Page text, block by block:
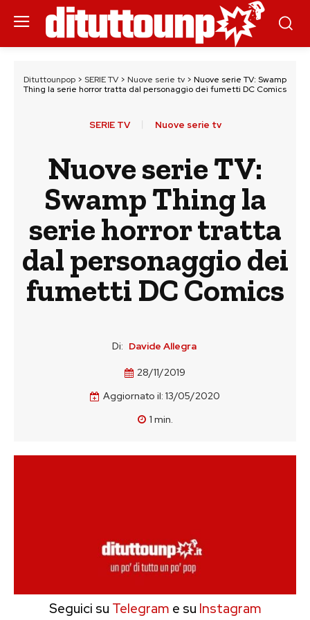
Dituttounpop > SERIE TV > Nuove serie tv > Nuove serie TV: Swamp
Thing la serie horror tratta dal personaggio dei fumetti DC Comics
SERIE TV Nuove serie tv
Nuove serie TV:
Swamp Thing la
serie horror tratta
dal personaggio dei
fumetti DC Comics
Di: Davide Allegra
28/11/2019
Aggiornato il: 13/05/2020
1 min.
Seguici su Telegram e su Instagram